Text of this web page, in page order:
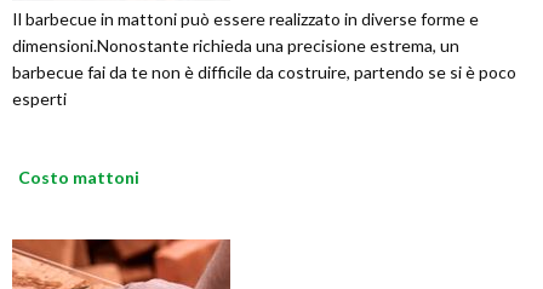
Il barbecue in mattoni può essere realizzato in diverse forme e
dimensioni.Nonostante richieda una precisione estrema, un
barbecue fai da te non è difficile da costruire, partendo se si è poco
esperti
Costo mattoni